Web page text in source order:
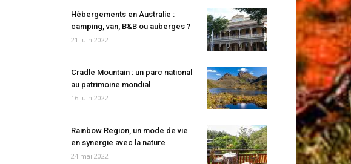
Hébergements en Australie :
camping, van, B&B ou auberges ?
21 juin 2022
Cradle Mountain : un parc national
au patrimoine mondial
16 juin 2022
Rainbow Region, un mode de vie
en synergie avec la nature
24 mai 2022